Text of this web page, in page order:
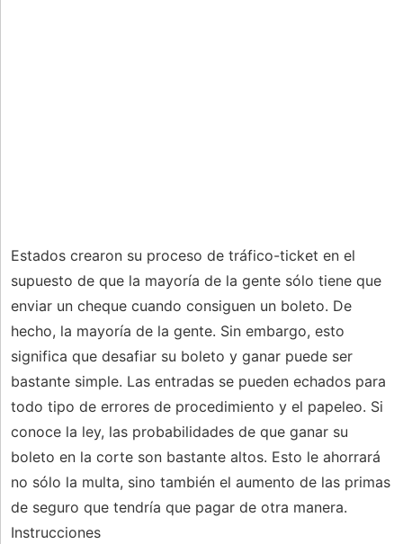
Estados crearon su proceso de tráfico-ticket en el
supuesto de que la mayoría de la gente sólo tiene que
enviar un cheque cuando consiguen un boleto. De
hecho, la mayoría de la gente. Sin embargo, esto
significa que desafiar su boleto y ganar puede ser
bastante simple. Las entradas se pueden echados para
todo tipo de errores de procedimiento y el papeleo. Si
conoce la ley, las probabilidades de que ganar su
boleto en la corte son bastante altos. Esto le ahorrará
no sólo la multa, sino también el aumento de las primas
de seguro que tendría que pagar de otra manera.
Instrucciones